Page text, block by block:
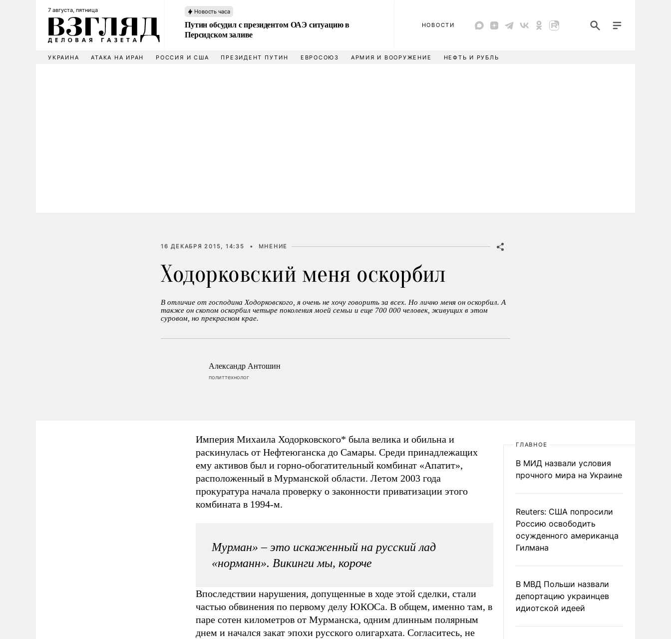
7 августа, пятница Новость часа
Путин обсудил с президентом ОАЭ ситуацию в
Персидском заливе
НОВОСТИ
УКРАИНА АТАКА НА ИРАН РОССИЯ И США ПРЕЗИДЕНТ ПУТИН ЕВРОСОЮЗ АРМИЯ И ВООРУЖЕНИЕ НЕФТЬ И РУБЛЬ
16 ДЕКАБРЯ 2015, 14:35 • МНЕНИЕ
Ходорковский меня оскорбил
В отличие от господина Ходорковского, я очень не хочу говорить за всех. Но лично меня он оскорбил. А
также он скопом оскорбил четыре поколения моей семьи и еще 700 000 человек, живущих в этом
суровом, но прекрасном крае.
Александр Антошин
политтехнолог
Империя Михаила Ходорковского* была велика и обильна и
раскинулась от Нефтеюганска до Самары. Среди принадлежащих
ему активов был и горно-обогатительный комбинат «Апатит»,
расположенный в Мурманской области. Летом 2003 года
прокуратура начала проверку о законности приватизации этого
комбината в 1994-м.
Мурман» – это искаженный на русский лад
«норманн». Викинги мы, короче
Впоследствии нарушения, допущенные в ходе этой сделки, стали
частью обвинения по первому делу ЮКОСа. В общем, именно там, в
паре сотен километров от Мурманска, одним длинным полярным
днем и начался закат эпохи русского олигархата. Согласитесь, не
ГЛАВНОЕ
В МИД назвали условия
прочного мира на Украине
Reuters: США попросили
Россию освободить
осужденного американца
Гилмана
В МВД Польши назвали
депортацию украинцев
идиотской идеей